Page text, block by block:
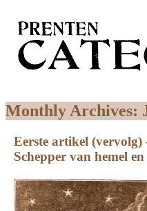
Monthly Archives:
Eerste artikel (vervolg)
Schepper van hemel